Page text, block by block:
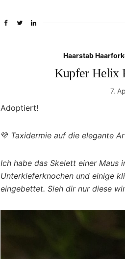
Haarstab
Kupfer Helix
7.
Adoptiert!
💜 Taxidermie auf die elegante
Ich habe das Skelett einer Maus
Unterkieferknochen und einige
eingebettet. Sieh dir nur diese